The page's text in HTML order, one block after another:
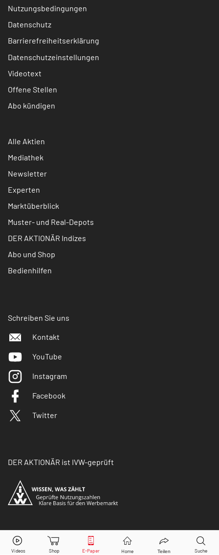
Nutzungsbedingungen
Datenschutz
Barrierefreiheitserklärung
Datenschutzeinstellungen
Videotext
Offene Stellen
Abo kündigen
Alle Aktien
Mediathek
Newsletter
Experten
Marktüberblick
Muster- und Real-Depots
DER AKTIONÄR Indizes
Abo und Shop
Bedienhilfen
Schreiben Sie uns
Kontakt
YouTube
Instagram
Facebook
Twitter
DER AKTIONÄR ist IVW-geprüft
© Copyright 2026 Börsenmedien AG. Alle Rechte